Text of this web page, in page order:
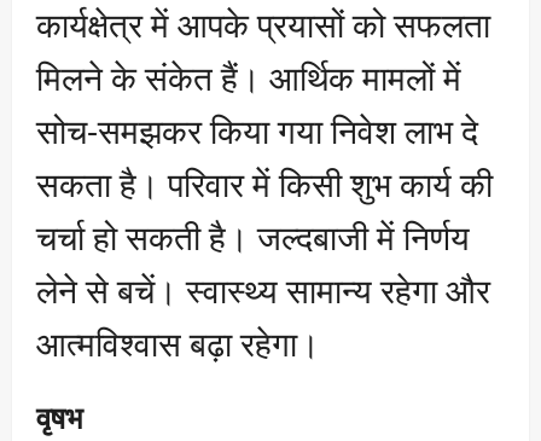
कार्यक्षेत्र में आपके प्रयासों को सफलता
मिलने के संकेत हैं। आर्थिक मामलों में
सोच-समझकर किया गया निवेश लाभ दे
सकता है। परिवार में किसी शुभ कार्य की
चर्चा हो सकती है। जल्दबाजी में निर्णय
लेने से बचें। स्वास्थ्य सामान्य रहेगा और
आत्मविश्वास बढ़ा रहेगा।
वृषभ